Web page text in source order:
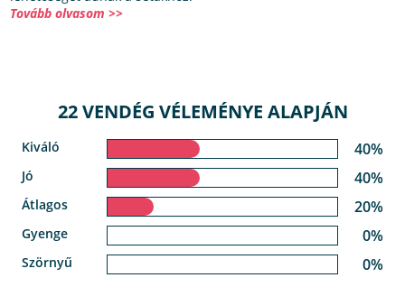
Tovább olvasom >>
22 VENDÉG VÉLEMÉNYE ALAPJÁN
Kiváló 40%
Jó 40%
Átlagos 20%
Gyenge 0%
Szörnyű 0%